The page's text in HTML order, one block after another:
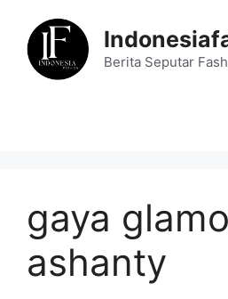
content
Berita Seputar
gaya
ashanty